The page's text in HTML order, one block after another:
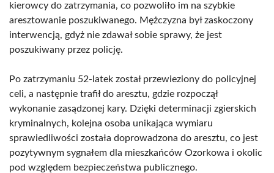
kierowcy do zatrzymania, co pozwoliło im na szybkie
aresztowanie poszukiwanego. Mężczyzna był zaskoczony
interwencją, gdyż nie zdawał sobie sprawy, że jest
poszukiwany przez policję.
Po zatrzymaniu 52-latek został przewieziony do policyjnej
celi, a następnie trafił do aresztu, gdzie rozpoczął
wykonanie zasądzonej kary. Dzięki determinacji zgierskich
kryminalnych, kolejna osoba unikająca wymiaru
sprawiedliwości została doprowadzona do aresztu, co jest
pozytywnym sygnałem dla mieszkańców Ozorkowa i okolic
pod względem bezpieczeństwa publicznego.